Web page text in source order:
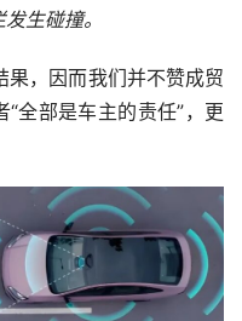
生碰撞。
果，因而我们并不赞成贸
全部是车主的责任”，更